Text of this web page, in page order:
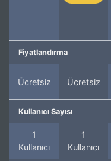
Fiyatlandırma
Ücretsiz Ücretsiz
Kullanıcı Sayısı
1
Kullanıcı
1
Kullanıcı